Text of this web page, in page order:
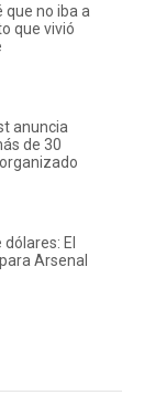
que no iba a
que vivió
anuncia
de 30
El
Arsenal